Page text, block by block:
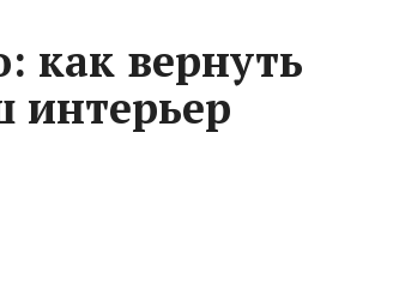
как вернуть
интерьер